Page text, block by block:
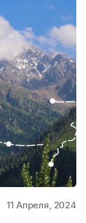
11 Апреля, 2024